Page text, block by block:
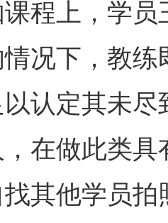
程上，学
况下，教
认定其未
在做此类
其他学员